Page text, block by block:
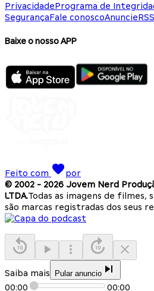
PrivacidadePrograma de
SegurançaFale conoscoAnuncieRSS
Baixe o nosso APP
Feito com
por
© 2002 - 2026 Jovem Nerd
LTDA.Todas as imagens de filmes,
são marcas registradas dos seus
Saiba mais Pular anuncio
00:00 00:00